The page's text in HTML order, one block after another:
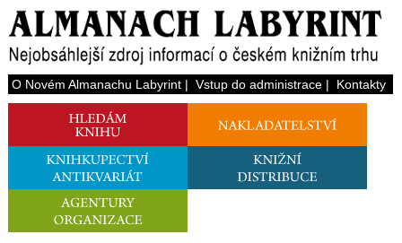
O Novém Almanachu Labyrint| Vstup do administrace| Kontakty